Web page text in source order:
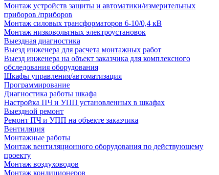
Монтаж устройств защиты и автоматики/измерительных
приборов /приборов
Монтаж силовых трансформаторов 6-10/0,4 кВ
Монтаж низковольтных электроустановок
Выездная диагностика
Выезд инженера для расчета монтажных работ
Выезд инженера на объект заказчика для комплексного
обследования оборудования
Шкафы управления/автоматизация
Программирование
Диагностика работы шкафа
Настройка ПЧ и УПП установленных в шкафах
Выездной ремонт
Ремонт ПЧ и УПП на объекте заказчика
Вентиляция
Монтажные работы
Монтаж вентиляционного оборудования по действующему
проекту
Монтаж воздуховодов
Монтаж кондиционеров